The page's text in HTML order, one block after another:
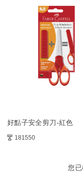
好點子安全剪刀-紅色
181550
您已